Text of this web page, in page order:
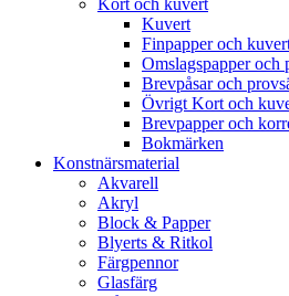
Kort och kuvert
Kuvert
Finpapper och
Omslagspapper och
Brevpåsar och
Övrigt Kort och
Brevpapper och
Bokmärken
Konstnärsmaterial
Akvarell
Akryl
Block & Papper
Blyerts & Ritkol
Färgpennor
Glasfärg